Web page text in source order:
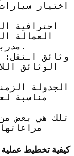
اختيار
العمالة
مدربة ومحترفة لضمان سلامة العفش.
الوثائق
مناسبة
تلك هي بعض
كيفية تخطيط